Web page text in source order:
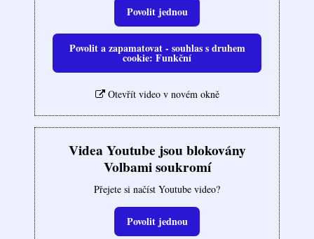
Povolit jednou
Povolit a zapamatovat - souhlas s druhem
cookie: Funkční
Otevřít video v novém okně
Videa Youtube jsou blokovány
Volbami soukromí
Přejete si načíst Youtube video?
Povolit jednou